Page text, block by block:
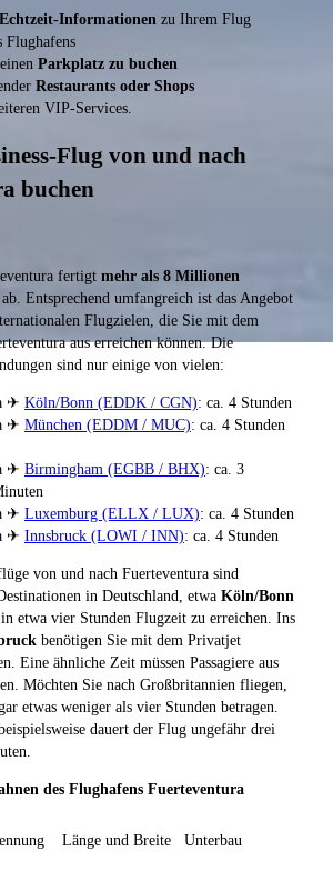
Echtzeit-Informationen zu Ihrem Flug
Flughafens
Parkplatz zu buchen
Restaurants oder Shops
VIP-Services.
Flug von und nach
buchen
fertigt mehr als 8 Millionen
ab. Entsprechend umfangreich ist das Angebot
Flugzielen, die Sie mit dem
aus erreichen können. Die
sind nur einige von vielen:
✈ Köln/Bonn (EDDK / CGN): ca. 4 Stunden
✈ München (EDDM / MUC): ca. 4 Stunden
✈ Birmingham (EGBB / BHX): ca. 3
✈ Luxemburg (ELLX / LUX): ca. 4 Stunden
✈ Innsbruck (LOWI / INN): ca. 4 Stunden
von und nach Fuerteventura sind
in Deutschland, etwa Köln/Bonn
etwa vier Stunden Flugzeit zu erreichen. Ins
benötigen Sie mit dem Privatjet
Eine ähnliche Zeit müssen Passagiere aus
Möchten Sie nach Großbritannien fliegen,
etwas weniger als vier Stunden betragen.
dauert der Flug ungefähr drei
des Flughafens Fuerteventura
Länge und Breite Unterbau